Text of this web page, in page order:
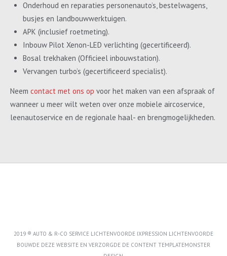
Onderhoud en reparaties personenauto’s, bestelwagens,
busjes en landbouwwerktuigen.
APK (inclusief roetmeting).
Inbouw Pilot Xenon-LED verlichting (gecertificeerd).
Bosal trekhaken (Officieel inbouwstation).
Vervangen turbo’s (gecertificeerd specialist).
Neem contact met ons op voor het maken van een afspraak of
wanneer u meer wilt weten over onze mobiele aircoservice,
leenautoservice en de regionale haal- en brengmogelijkheden.
2019 ® AUTO & R-CO SERVICE LICHTENVOORDE IXPRESSION LICHTENVOORDE
BOUWDE DEZE WEBSITE EN VERZORGDE DE CONTENT TEMPLATEMONSTER